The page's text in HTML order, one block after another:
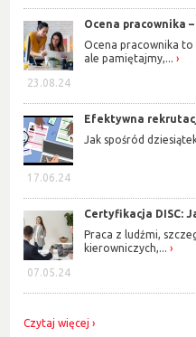
23.08.24
Ocena pracownika
Ocena pracownika
ale pamiętajmy,...
17.06.24
Efektywna
Jak spośród
07.05.24
Certyfikacja DISC:
Praca z ludźmi,
kierowniczych,...
Czytaj więcej